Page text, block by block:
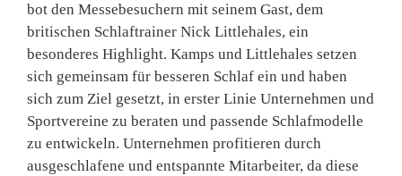
bot den Messebesuchern mit seinem Gast, dem
britischen Schlaftrainer Nick Littlehales, ein
besonderes Highlight. Kamps und Littlehales setzen
sich gemeinsam für besseren Schlaf ein und haben
sich zum Ziel gesetzt, in erster Linie Unternehmen und
Sportvereine zu beraten und passende Schlafmodelle
zu entwickeln. Unternehmen profitieren durch
ausgeschlafene und entspannte Mitarbeiter, da diese